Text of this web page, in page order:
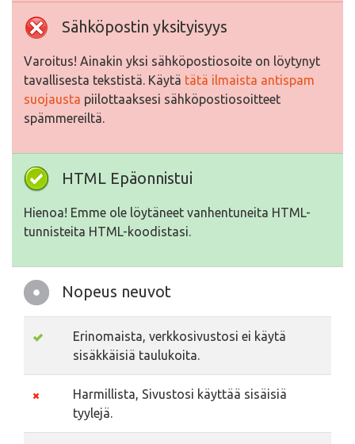
Sähköpostin yksityisyys
Varoitus! Ainakin yksi sähköpostiosoite on löytynyt
tavallisesta tekstistä. Käytä tätä ilmaista antispam
suojausta piilottaaksesi sähköpostiosoitteet
spämmereiltä.
HTML Epäonnistui
Hienoa! Emme ole löytäneet vanhentuneita HTML-
tunnisteita HTML-koodistasi.
Nopeus neuvot
Erinomaista, verkkosivustosi ei käytä
sisäkkäisiä taulukoita.
Harmillista, Sivustosi käyttää sisäisiä
tyylejä.